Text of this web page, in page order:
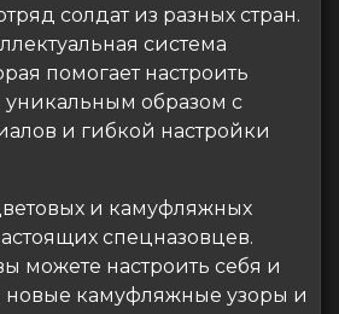
солдат из разных стран.
система
помогает настроить
уникальным образом с
и гибкой настройки
и камуфляжных
спецназовцев.
можете настроить себя и
новые камуфляжные узоры и